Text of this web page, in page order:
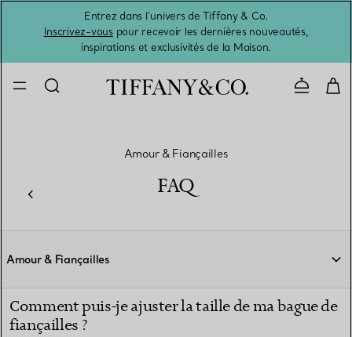
Entrez dans l’univers de Tiffany & Co.
Inscrivez-vouspour recevoir les dernières nouveautés,
inspirations et exclusivités de la Maison.
Amour & Fiançailles
FAQ
Amour & Fiançailles
Comment puis-je ajuster la taille de ma bague de
fiançailles ?